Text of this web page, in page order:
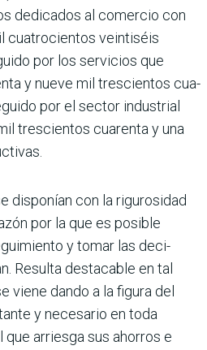
dedicados al comercio con
cuatrocientos vein­tiséis
por los servicios que
y nueve mil trescientos cua­
por el sec­tor industrial
trescientos cuarenta y una
disponían con la rigurosidad
por la que es posible
y tomar las deci­
Resulta des­tacable en tal
viene dando a la figura del
y necesario en toda
arriesga sus ahorros e